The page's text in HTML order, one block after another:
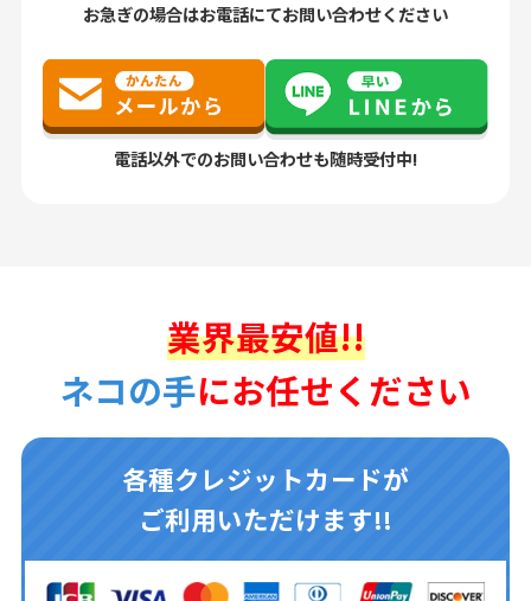
お急ぎの場合はお電話にてお問い合わせください
電話以外でのお問い合わせも随時受付中!
業界最安値!!
ネコの手にお任せください
各種クレジットカードが
ご利用いただけます!!